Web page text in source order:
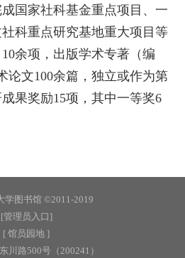
国家社科基金重点项目、一
科重点研究基地重大项目等
余项，出版学术专著（编
论文100余篇，独立或作为第
果奖励15项，其中一等奖6
学图书馆 ©2011-2019
[管理员入口]
[ 馆员园地 ]
川路500号（200241）